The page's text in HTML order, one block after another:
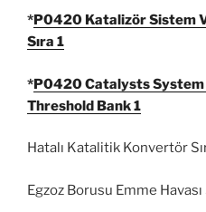
*P0420 Katalizör Sistem
Sıra 1
*P0420 Catalysts System
Threshold Bank 1
Hatalı Katalitik Konvertör
Egzoz Borusu Emme Havası